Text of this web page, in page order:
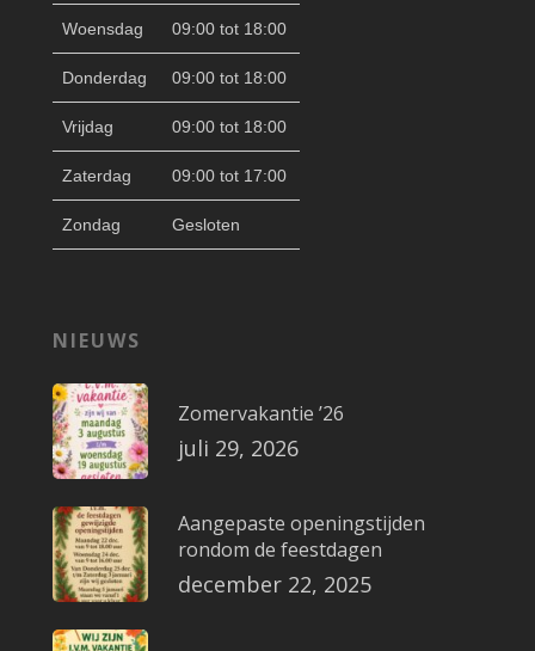
Woensdag 09:00 tot 18:00
Donderdag 09:00 tot 18:00
Vrijdag 09:00 tot 18:00
Zaterdag 09:00 tot 17:00
Zondag Gesloten
NIEUWS
Zomervakantie ’26
juli 29, 2026
Aangepaste openingstijden
rondom de feestdagen
december 22, 2025